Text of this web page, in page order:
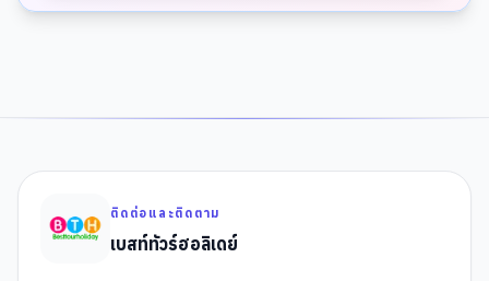
ติดต่อและติดตาม
เบสท์ทัวร์ฮอลิเดย์